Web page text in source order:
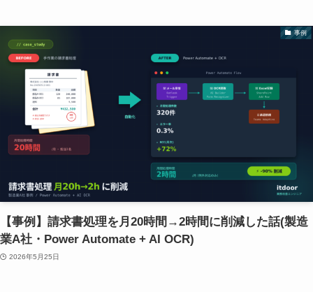
事例
【事例】請求書処理を月20時間→2時間に削減した話(製造
業A社・Power Automate + AI OCR)
2026年5月25日